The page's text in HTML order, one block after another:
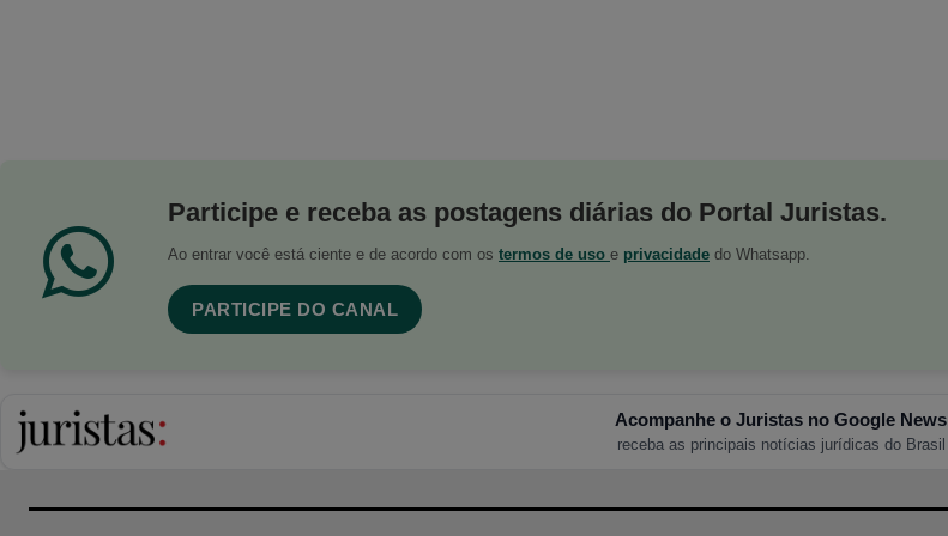
Participe e receba as postagens diárias do Portal Juristas.
Ao entrar você está ciente e de acordo com os termos de uso e privacidade do Whatsapp.
PARTICIPE DO CANAL
Acompanhe o Juristas no Google News
receba as principais notícias jurídicas do Brasil